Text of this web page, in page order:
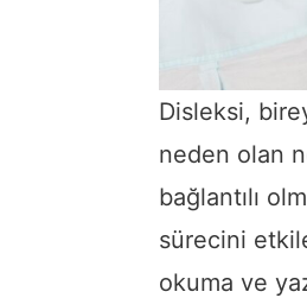
Disleksi,
neden olan
bağlantılı
sürecini
okuma ve